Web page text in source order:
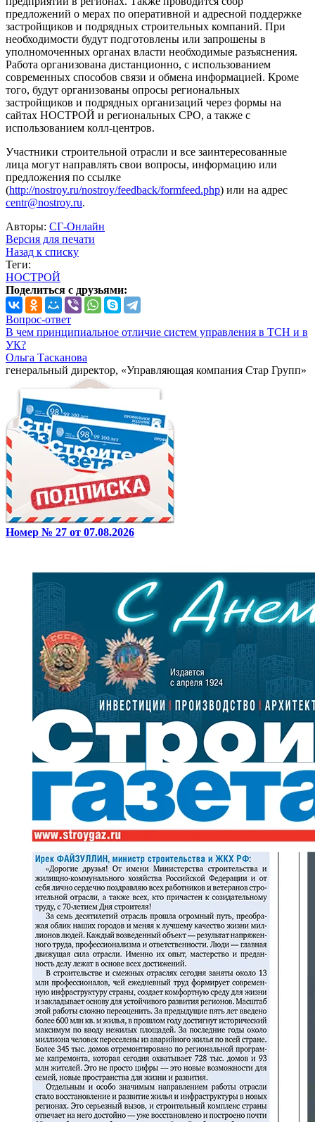
предложений о мерах по оперативной и адресной поддержке
застройщиков и подрядных строительных компаний. При
необходимости будут подготовлены или запрошены в
уполномоченных органах власти необходимые разъяснения.
Работа организована дистанционно, с использованием
современных способов связи и обмена информацией. Кроме
того, будут организованы опросы региональных
застройщиков и подрядных организаций через формы на
сайтах НОСТРОЙ и региональных СРО, а также с
использованием колл-центров.
Участники строительной отрасли и все заинтересованные
лица могут направлять свои вопросы, информацию или
предложения по ссылке
(http://nostroy.ru/nostroy/feedback/formfeed.php) или на адрес
centr@nostroy.ru.
Авторы: СГ-Онлайн
Версия для печати
Назад к списку
Теги:
НОСТРОЙ
Поделиться с друзьями:
Вопрос-ответ
В чем принципиальное отличие систем управления в ТСН и в
УК?
Ольга Тасканова
генеральный директор, «Управляющая компания Стар Групп»
Номер № 27 от 07.08.2026